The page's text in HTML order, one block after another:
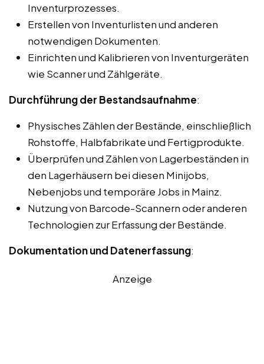
Inventurprozesses.
Erstellen von Inventurlisten und anderen
notwendigen Dokumenten.
Einrichten und Kalibrieren von Inventurgeräten
wie Scanner und Zählgeräte.
Durchführung der Bestandsaufnahme:
Physisches Zählen der Bestände, einschließlich
Rohstoffe, Halbfabrikate und Fertigprodukte.
Überprüfen und Zählen von Lagerbeständen in
den Lagerhäusern bei diesen Minijobs,
Nebenjobs und temporäre Jobs in Mainz.
Nutzung von Barcode-Scannern oder anderen
Technologien zur Erfassung der Bestände.
Dokumentation und Datenerfassung:
Anzeige